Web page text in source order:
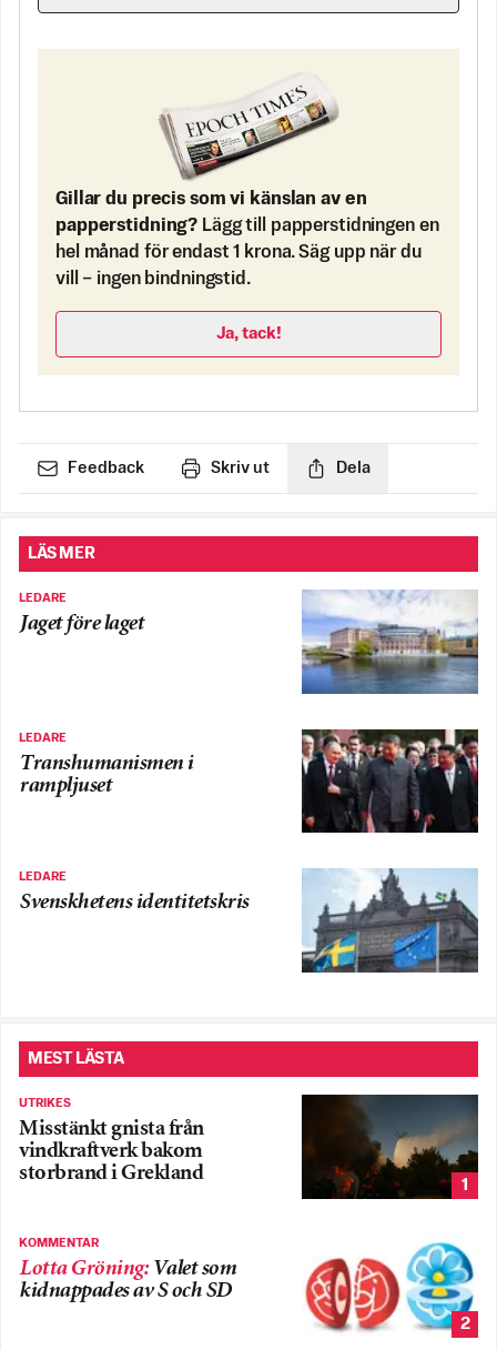
Gillar du precis som vi känslan av en
papperstidning? Lägg till papperstidningen en
hel månad för endast 1 krona. Säg upp när du
vill – ingen bindningstid.
Ja, tack!
Feedback Skriv ut Dela
LÄS MER
LEDARE
Jaget före laget
LEDARE
Transhumanismen i
rampljuset
LEDARE
Svenskhetens identitetskris
MEST LÄSTA
UTRIKES
Misstänkt gnista från
vindkraftverk bakom
storbrand i Grekland
1
KOMMENTAR
Lotta Gröning: Valet som
kidnappades av S och SD
2